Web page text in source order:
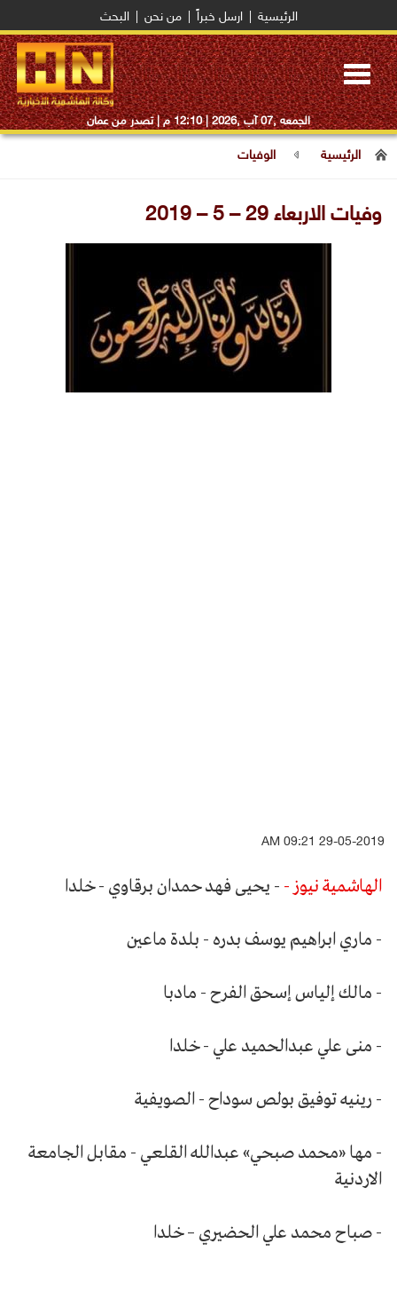
الرئيسية ارسل خبراً من نحن البحث
Toggle
navigation
الجمعه ,07 آب ,2026 | 12:10 م | تصدر من عمان
الرئيسية الوفيات
وفيات الاربعاء 29 – 5 – 2019
29-05-2019 09:21 AM
الهاشمية نيوز - - يحيى فهد حمدان برقاوي - خلدا
- ماري ابراهيم يوسف بدره - بلدة ماعين
- مالك إلياس إسحق الفرح - مادبا
- منى علي عبدالحميد علي - خلدا
- رينيه توفيق بولص سوداح - الصويفية
- مها «محمد صبحي» عبدالله القلعي - مقابل الجامعة
الاردنية
- صباح محمد علي الحضيري – خلدا